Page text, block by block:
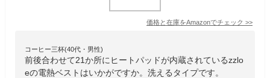
価格と在庫をAmazonでチェック >>
コーヒー三杯(40代・男性)
前後合わせて21か所にヒートパッドが内蔵されているzzlo
eの電熱ベストはいかがですか。洗えるタイプです。